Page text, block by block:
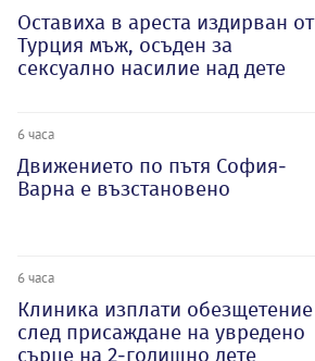
Оставиха в ареста издирван от
Турция мъж, осъден за
сексуално насилие над дете
6 часа
Движението по пътя София-
Варна е възстановено
6 часа
Клиника изплати обезщетение
след присаждане на увредено
сърце на 2-годишно дете